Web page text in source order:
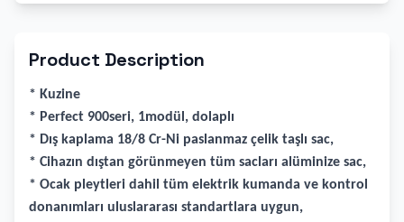
Product Description
* Kuzine
* Perfect 900seri, 1modül, dolaplı
* Dış kaplama 18/8 Cr-Ni paslanmaz çelik taşlı sac,
* Cihazın dıştan görünmeyen tüm sacları alüminize sac,
* Ocak pleytleri dahil tüm elektrik kumanda ve kontrol
donanımları uluslararası standartlara uygun,